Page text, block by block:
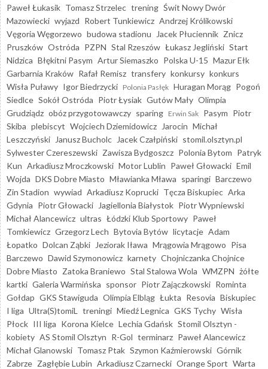
Paweł Łukasik Tomasz Strzelec trening Świt Nowy Dwór
Mazowiecki wyjazd Robert Tunkiewicz Andrzej Królikowski
Vęgoria Węgorzewo budowa stadionu Jacek Płuciennik Znicz
Pruszków Ostróda PZPN Stal Rzeszów Łukasz Jegliński Start
Nidzica Błękitni Pasym Artur Siemaszko Polska U-15 Mazur Ełk
Garbarnia Kraków Rafał Remisz transfery konkursy konkurs
Wisła Puławy Igor Biedrzycki Polonia Pasłęk Huragan Morąg Pogoń
Siedlce Sokół Ostróda Piotr Łysiak Gutów Mały Olimpia
Grudziądz obóz przygotowawczy sparing Erwin Sak Pasym Piotr
Skiba plebiscyt Wojciech Dziemidowicz Jarocin Michał
Leszczyński
Janusz Bucholc Jacek Czałpiński stomil.olsztyn.pl
Sylwester Czereszewski Zawisza Bydgoszcz Polonia Bytom Patryk
Kun Arkadiusz Mroczkowski Motor Lublin Paweł Głowacki Emil
Wojda DKS Dobre Miasto Mławianka Mława sparingi Barczewo
Zin Stadion wywiad Arkadiusz Koprucki Tęcza Biskupiec Arka
Gdynia Piotr Głowacki Jagiellonia Białystok Piotr Wypniewski
Michał Alancewicz ultras Łódzki Klub Sportowy Paweł
Tomkiewicz Grzegorz Lech Bytovia Bytów licytacje Adam
Łopatko Dolcan Ząbki Jeziorak Iława Mrągowia Mrągowo Pisa
Barczewo Dawid Szymonowicz karnety Chojniczanka Chojnice
Dobre Miasto Zatoka Braniewo Stal Stalowa Wola WMZPN żółte
kartki Galeria Warmińska sponsor Piotr Zajączkowski Rominta
Gołdap GKS Stawiguda Olimpia Elbląg Łukta Resovia Biskupiec
I liga Ultra(S)tomiL treningi Miedź Legnica GKS Tychy Wisła
Płock III liga Korona Kielce Lechia Gdańsk Stomil Olsztyn -
kobiety AS Stomil Olsztyn R-Gol terminarz Paweł Alancewicz
Michał Glanowski Tomasz Ptak Szymon Kaźmierowski Górnik
Zabrze Zagłębie Lubin Arkadiusz Czarnecki Orange Sport Warta